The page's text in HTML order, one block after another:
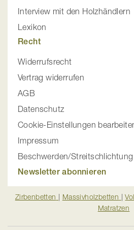
Interview mit den Holzhändlern
Lexikon
Recht
Widerrufsrecht
Vertrag widerrufen
AGB
Datenschutz
Cookie-Einstellungen
Impressum
Beschwerden/Streitschlichtung
Newsletter abonnieren
Zirbenbetten | Massivholzbetten |
Matratzen